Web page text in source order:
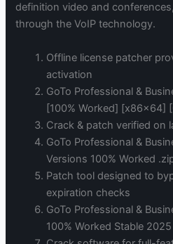
definition video and
through the VoIP technology.
Offline license patcher
activation
GoTo Professional &
[100% Worked] [x86x64]
Crack & patch verified on
GoTo Professional &
Versions 100% Worked
Patch tool designed to
expiration checks
GoTo Professional &
100% Worked Stable 2025